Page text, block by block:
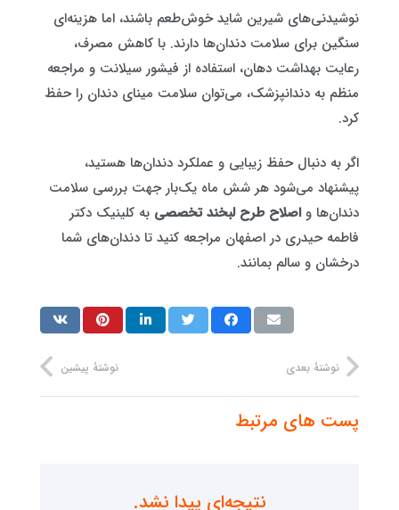
نوشیدنی‌های شیرین شاید خوش‌طعم باشند، اما هزینه‌ای
سنگین برای سلامت دندان‌ها دارند. با کاهش مصرف،
رعایت بهداشت دهان، استفاده از فیشور سیلانت و مراجعه
منظم به دندانپزشک، می‌توان سلامت مینای دندان را حفظ
کرد.
اگر به دنبال حفظ زیبایی و عملکرد دندان‌ها هستید،
پیشنهاد می‌شود هر شش ماه یک‌بار جهت بررسی سلامت
دندان‌ها واصلاح طرح لبخند تخصصی به کلینیک دکتر
فاطمه حیدری در اصفهان مراجعه کنید تا دندان‌های شما
درخشان و سالم بمانند.
نوشتهٔ پیشین نوشتهٔ بعدی
پست های مرتبط
نتیجه‌ای پیدا نشد.